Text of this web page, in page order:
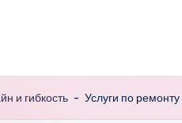
и гибкость - Услуги по